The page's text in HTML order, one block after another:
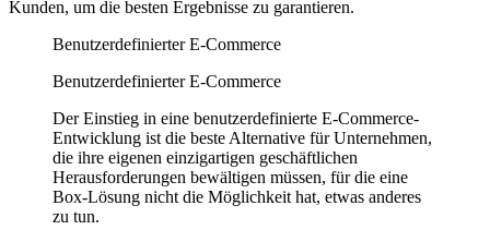
Kunden, um die besten Ergebnisse zu garantieren.
Benutzerdefinierter E-Commerce
Benutzerdefinierter E-Commerce
Der Einstieg in eine benutzerdefinierte E-Commerce-
Entwicklung ist die beste Alternative für Unternehmen,
die ihre eigenen einzigartigen geschäftlichen
Herausforderungen bewältigen müssen, für die eine
Box-Lösung nicht die Möglichkeit hat, etwas anderes
zu tun.